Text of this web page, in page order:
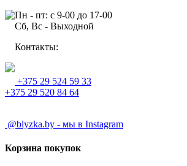
Пн - пт: с 9-00 до 17-00
Сб, Вс - Выходной
Контакты:
+375 29 524 59 33
+375 29 520 84 64
@blyzka.by - мы в Instagram
Корзина покупок